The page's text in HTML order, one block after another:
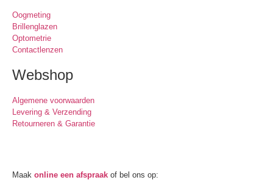
Oogmeting
Brillenglazen
Optometrie
Contactlenzen
Webshop
Algemene voorwaarden
Levering & Verzending
Retourneren & Garantie
Maak online een afspraak of bel ons op: